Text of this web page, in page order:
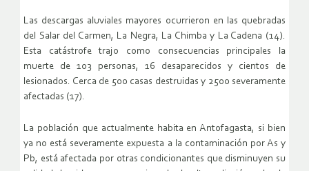
Las descargas aluviales mayores ocurrieron en las quebradas
del Salar del Carmen, La Negra, La Chimba y La Cadena (14).
Esta catástrofe trajo como consecuencias principales la
muerte de 103 personas, 16 desaparecidos y cientos de
lesionados. Cerca de 500 casas destruidas y 2500 severamente
afectadas (17).
La población que actualmente habita en Antofagasta, si bien
ya no está severamente expuesta a la contaminación por As y
Pb, está afectada por otras condicionantes que disminuyen su